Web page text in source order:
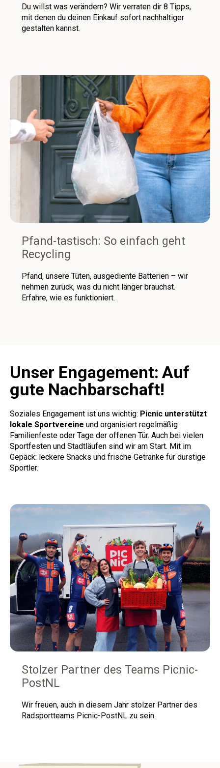
Du willst was verändern? Wir verraten dir 8 Tipps,
mit denen du deinen Einkauf sofort nachhaltiger
gestalten kannst.
Pfand-tastisch: So einfach geht
Recycling
Pfand, unsere Tüten, ausgediente Batterien – wir
nehmen zurück, was du nicht länger brauchst.
Erfahre, wie es funktioniert.
Unser Engagement: Auf
gute Nachbarschaft!
Soziales Engagement ist uns wichtig: Picnic unterstützt
lokale Sportvereine und organisiert regelmäßig
Familienfeste oder Tage der offenen Tür. Auch bei vielen
Sportfesten und Stadtläufen sind wir am Start. Mit im
Gepäck: leckere Snacks und frische Getränke für durstige
Sportler.
Stolzer Partner des Teams Picnic-
PostNL
Wir freuen, auch in diesem Jahr stolzer Partner des
Radsportteams Picnic-PostNL zu sein.